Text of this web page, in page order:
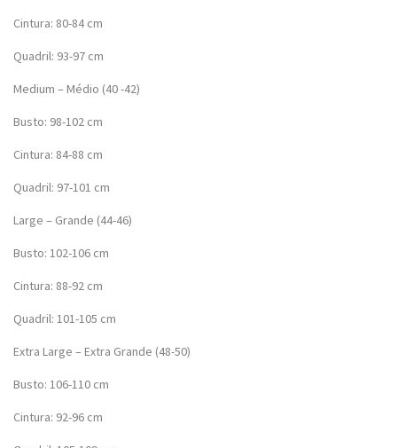
Cintura: 80-84 cm
Quadril: 93-97 cm
Medium – Médio (40 -42)
Busto: 98-102 cm
Cintura: 84-88 cm
Quadril: 97-101 cm
Large – Grande (44-46)
Busto: 102-106 cm
Cintura: 88-92 cm
Quadril: 101-105 cm
Extra Large – Extra Grande (48-50)
Busto: 106-110 cm
Cintura: 92-96 cm